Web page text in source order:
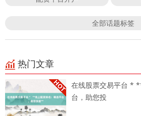
全部话题标签
热门文章
在线股票交易平台 * **线上配资排名：精选平
台，助您投